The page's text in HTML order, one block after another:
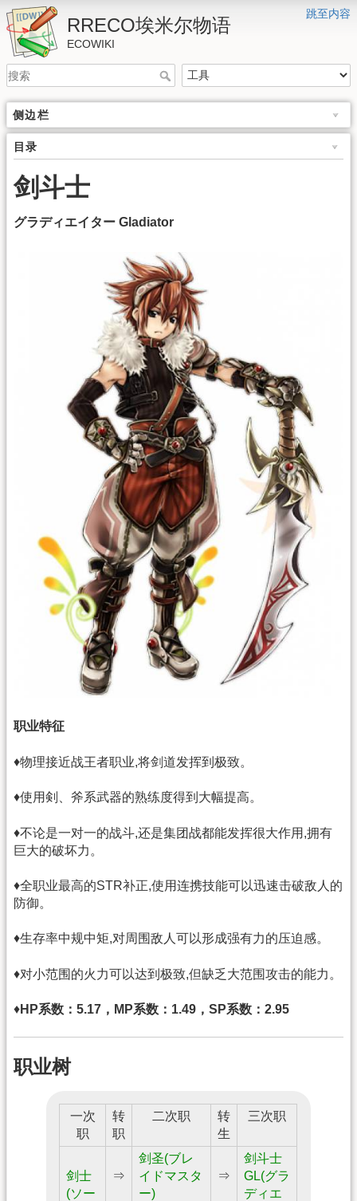
跳至内容
RRECO埃米尔物语
ECOWIKI
侧边栏
目录
剑斗士
グラディエイター Gladiator
职业特征
♦物理接近战王者职业,将剑道发挥到极致。
♦使用剣、斧系武器的熟练度得到大幅提高。
♦不论是一对一的战斗,还是集团战都能发挥很大作用,拥有
巨大的破坏力。
♦全职业最高的STR补正,使用连携技能可以迅速击破敌人的
防御。
♦生存率中规中矩,对周围敌人可以形成强有力的压迫感。
♦对小范围的火力可以达到极致,但缺乏大范围攻击的能力。
♦HP系数：5.17，MP系数：1.49，SP系数：2.95
职业树
一次
职
转
职
二次职
转
生
三次职
剑士
(ソー
⇒
剑圣(ブレ
イドマスタ
ー)
⇒
剑斗士
GL(グラ
ディエ